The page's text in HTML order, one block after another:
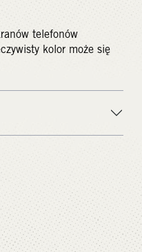
telefonów
kolor może się